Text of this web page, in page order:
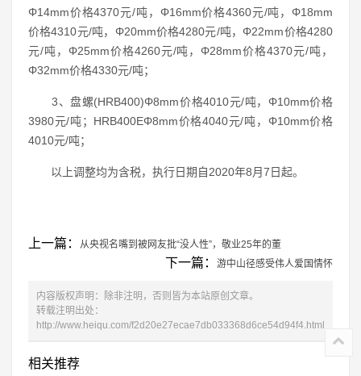
Φ14mm价格4370元/吨，Φ16mm价格4360元/吨，Φ18mm
价格4310元/吨，Φ20mm价格4280元/吨，Φ22mm价格4280
元/吨，Φ25mm价格4260元/吨，Φ28mm价格4370元/吨，
Φ32mm价格4330元/吨；
3、盘螺(HRB400)Φ8mm价格4010元/吨，Φ10mm价格
3980元/吨；HRB400EΦ8mm价格4040元/吨，Φ10mm价格
4010元/吨；
以上调整均为含税，执行日期自2020年8月7日起。
上一篇： 从央视名嘴到被网友批“没人性”，敬业25年的董
下一篇： 游中山径感受伟人爱国情怀
内容版权声明：除非注明，否则皆为本站原创文章。
转载注明出处：
http://www.heiqu.com/f2d20e27ecae7db033368d6ce54d94f4.html
相关推荐